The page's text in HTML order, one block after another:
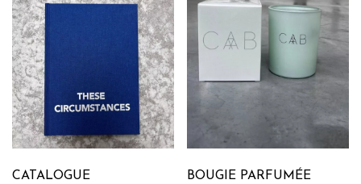
CATALOGUE
BOUGIE PARFUMÉE